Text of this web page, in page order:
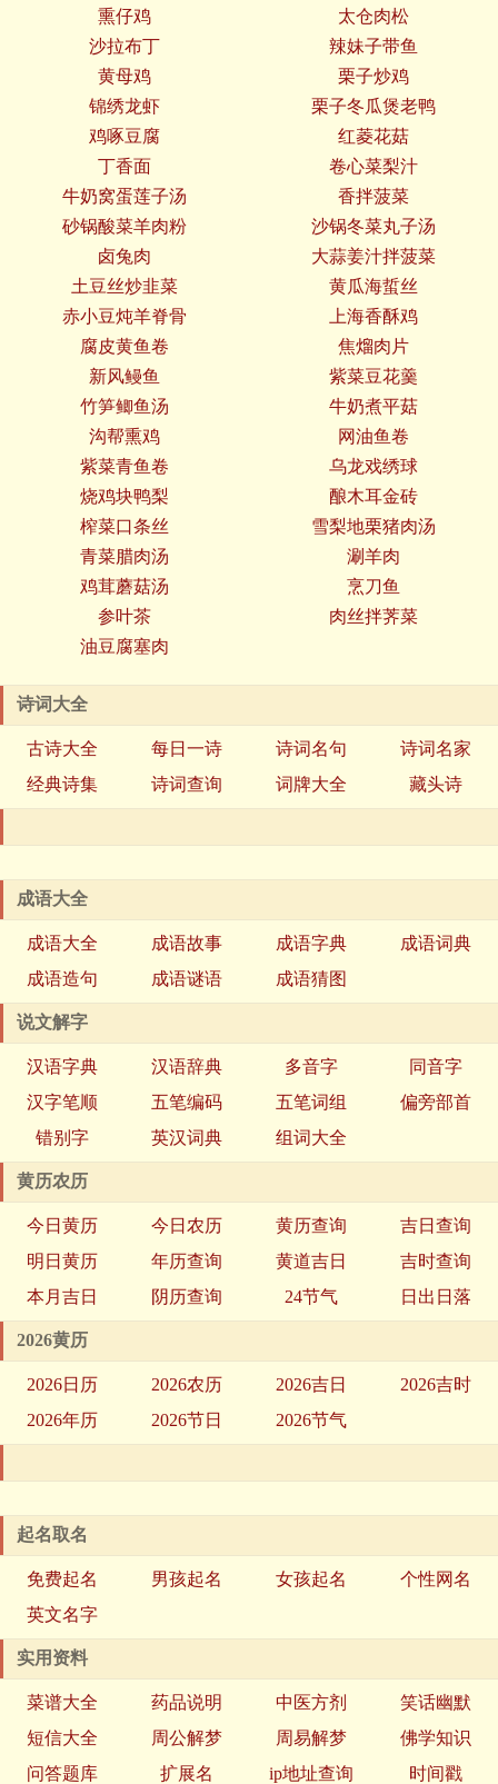
熏仔鸡
太仓肉松
沙拉布丁
辣妹子带鱼
黄母鸡
栗子炒鸡
锦绣龙虾
栗子冬瓜煲老鸭
鸡啄豆腐
红菱花菇
丁香面
卷心菜梨汁
牛奶窝蛋莲子汤
香拌菠菜
砂锅酸菜羊肉粉
沙锅冬菜丸子汤
卤兔肉
大蒜姜汁拌菠菜
土豆丝炒韭菜
黄瓜海蜇丝
赤小豆炖羊脊骨
上海香酥鸡
腐皮黄鱼卷
焦熘肉片
新风鳗鱼
紫菜豆花羹
竹笋鲫鱼汤
牛奶煮平菇
沟帮熏鸡
网油鱼卷
紫菜青鱼卷
乌龙戏绣球
烧鸡块鸭梨
酿木耳金砖
榨菜口条丝
雪梨地栗猪肉汤
青菜腊肉汤
涮羊肉
鸡茸蘑菇汤
烹刀鱼
参叶茶
肉丝拌荠菜
油豆腐塞肉
诗词大全
古诗大全 每日一诗 诗词名句
诗词名家
经典诗集
诗词查询 词牌大全 藏头诗
成语大全
成语大全 成语故事 成语字典
成语词典
成语造句
成语谜语 成语猜图
说文解字
汉语字典 汉语辞典 多音字
同音字
汉字笔顺
五笔编码 五笔词组
偏旁部首
错别字
英汉词典 组词大全
黄历农历
今日黄历 今日农历 黄历查询
吉日查询
明日黄历
年历查询 黄道吉日
吉时查询
本月吉日
阴历查询 24节气 日出日落
2026黄历
2026日历 2026农历 2026吉日
2026吉时
2026年历
2026节日 2026节气
起名取名
免费起名 男孩起名 女孩起名
个性网名
英文名字
实用资料
菜谱大全 药品说明 中医方剂
笑话幽默
短信大全
周公解梦 周易解梦
佛学知识
问答题库
扩展名 ip地址查询 时间戳